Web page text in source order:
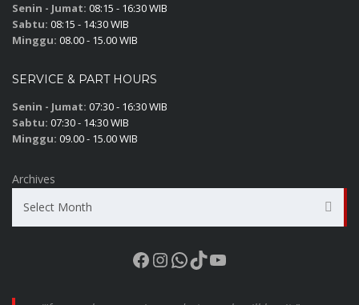
Senin - Jumat: 08:15 - 16:30 WIB
Sabtu: 08:15 - 14:30 WIB
Minggu: 08.00 - 15.00 WIB
SERVICE & PART HOURS
Senin - Jumat: 07:30 - 16:30 WIB
Sabtu: 07:30 - 14:30 WIB
Minggu: 09.00 - 15.00 WIB
Archives
Select Month
Facebook
Instagram
WhatsApp
TikTok
YouTube